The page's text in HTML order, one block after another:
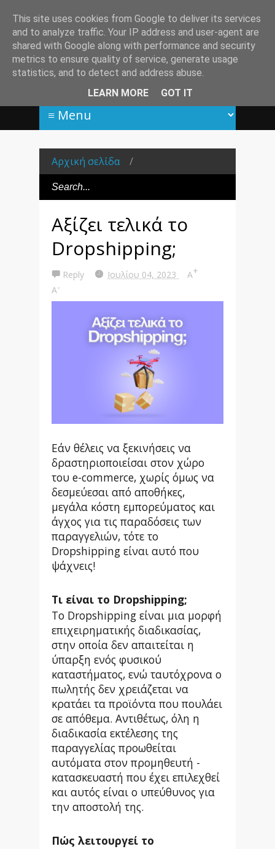
Αρχική σελίδα /
Αξίζει τελικά το
Dropshipping;
Reply Ιουλίου 04, 2023 A+
A-
Εάν θέλεις να ξεκινήσεις να
δραστηριοποιείσαι στον χώρο
του e-commerce, χωρίς όμως να
δεσμεύεσαι από αποθήκες,
μεγάλα κόστη εμπορεύματος και
άγχος για τις παραδόσεις των
παραγγελιών, τότε το
Dropshipping είναι αυτό που
ψάχνεις!
Τι είναι το Dropshipping;
Το Dropshipping είναι μια μορφή
επιχειρηματικής διαδικασίας,
στην οποία δεν απαιτείται η
ύπαρξη ενός φυσικού
καταστήματος, ενώ ταυτόχρονα ο
πωλητής δεν χρειάζεται να
κρατάει τα προϊόντα που πουλάει
σε απόθεμα. Αντιθέτως, όλη η
διαδικασία εκτέλεσης της
παραγγελίας προωθείται
αυτόματα στον προμηθευτή -
κατασκευαστή που έχει επιλεχθεί
και αυτός είναι ο υπεύθυνος για
την αποστολή της.
Πώς λειτουργεί το
This site uses cookies from Google to deliver its services
and to analyze traffic. Your IP address and user-agent are
shared with Google along with performance and security
metrics to ensure quality of service, generate usage
statistics, and to detect and address abuse.
LEARN MORE
GOT IT